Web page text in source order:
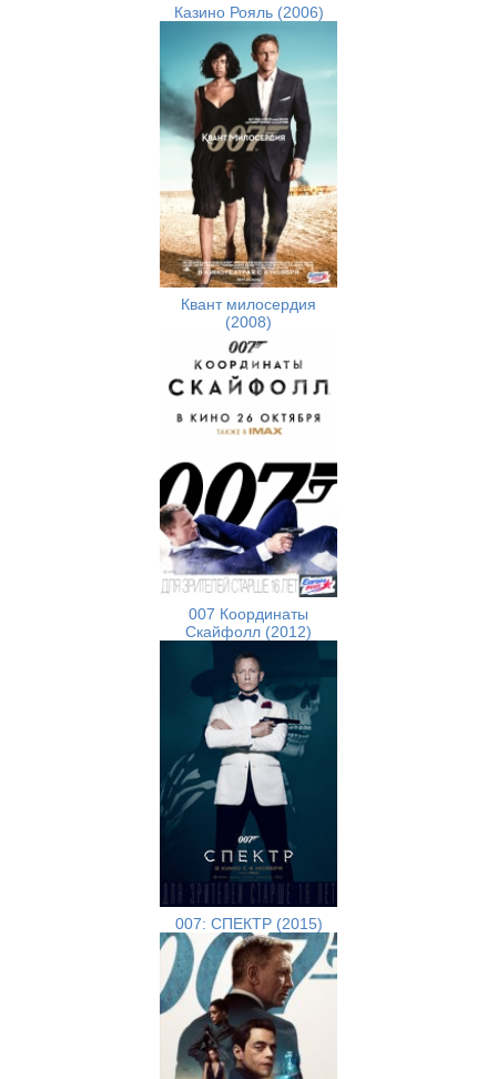
Казино Рояль (2006)
Квант милосердия
(2008)
007 Координаты
Скайфолл (2012)
007: СПЕКТР (2015)